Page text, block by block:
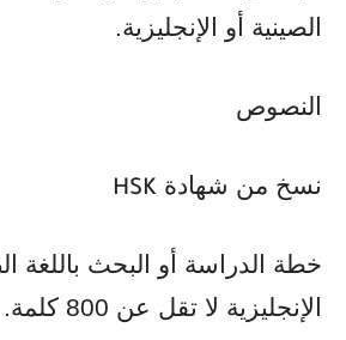
الصينية أو الإنجليزية.
النصوص
نسخ من شهادة HSK
خطة الدراسة أو البحث باللغة
الإنجليزية لا تقل عن 800 كلمة.